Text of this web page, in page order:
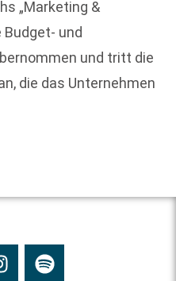
„Marketing &
und
und tritt die
die das Unternehmen